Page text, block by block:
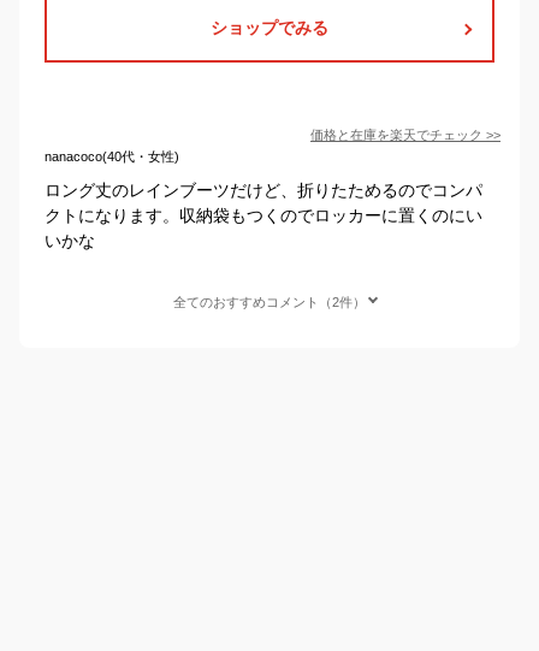
ショップでみる
価格と在庫を楽天でチェック >>
nanacoco(40代・女性)
ロング丈のレインブーツだけど、折りたためるのでコンパ
クトになります。収納袋もつくのでロッカーに置くのにい
いかな
全てのおすすめコメント（2件）